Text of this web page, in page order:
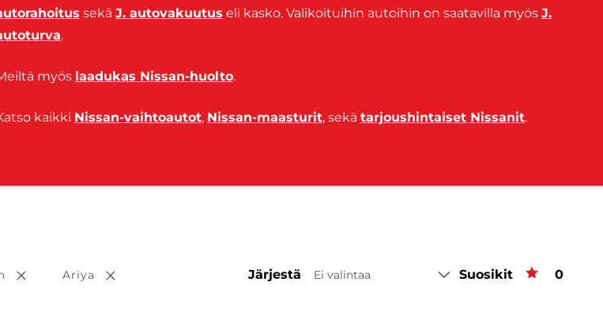
sekä J. autovakuutus eli kasko. Valikoituihin autoihin on saatavilla myös J.
.
myös laadukas Nissan-huolto.
kaikki Nissan-vaihtoautot, Nissan-maasturit, sekä tarjoushintaiset Nissanit.
Poista valinta
Ariya Poista valinta Järjestä Ei valintaa Suosikit 0